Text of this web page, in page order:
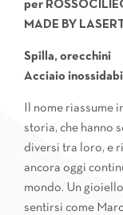
per
MADE BY
Spilla, orecchini
Acciaio
Il nome riassume
storia, che hanno
diversi tra loro, e
ancora oggi
mondo. Un
sentirsi come